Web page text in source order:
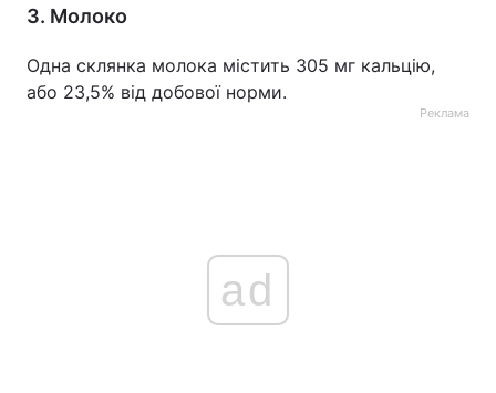
3. Молоко
Одна склянка молока містить 305 мг кальцію,
або 23,5% від добової норми.
Реклама
ad